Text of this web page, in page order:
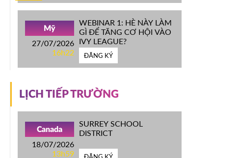
Mỹ
27/07/2026
16h22
WEBINAR 1: HÈ NÀY LÀM
GÌ ĐỂ TĂNG CƠ HỘI VÀO
IVY LEAGUE?
ĐĂNG KÝ
LỊCH TIẾP TRƯỜNG
Canada
18/07/2026
13h59
SURREY SCHOOL
DISTRICT